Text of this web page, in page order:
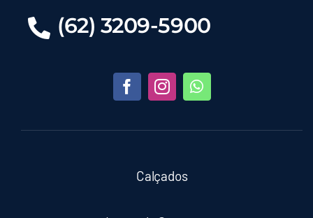
(62) 3209-5900
Calçados